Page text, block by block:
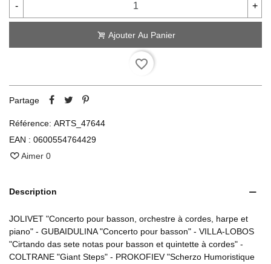
- +
Ajouter Au Panier
favorite_border
Partage
Référence: ARTS_47644
EAN : 0600554764429
Aimer 0
Description
JOLIVET "Concerto pour basson, orchestre à cordes, harpe et
piano" - GUBAIDULINA "Concerto pour basson" - VILLA-LOBOS
"Cirtando das sete notas pour basson et quintette à cordes" -
COLTRANE "Giant Steps" - PROKOFIEV "Scherzo Humoristique